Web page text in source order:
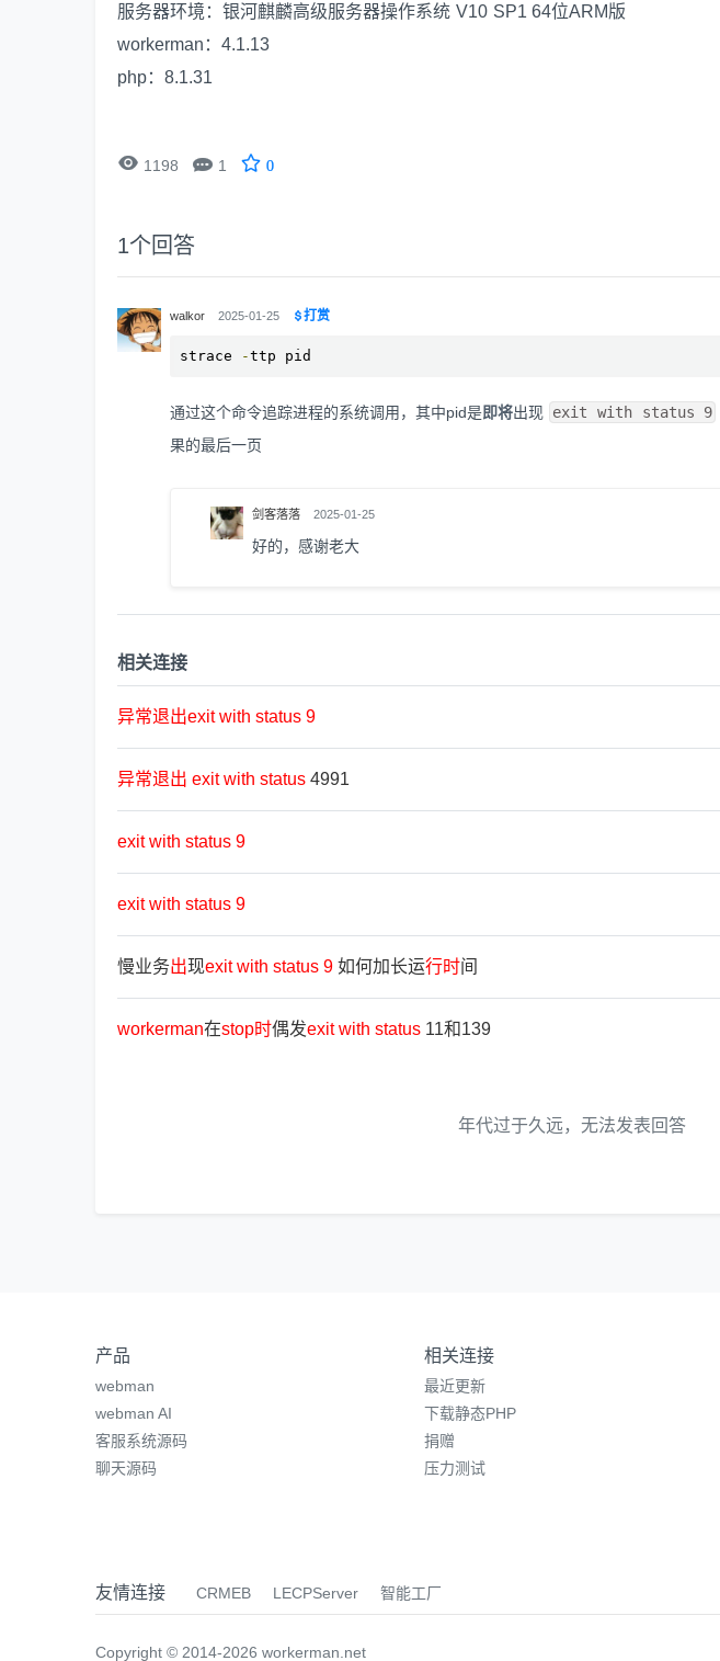
服务器环境：银河麒麟高级服务器操作系统 V10 SP1 64位ARM版
workerman：4.1.13
php：8.1.31
 1198  1 0
1个回答
walkor 2025-01-25 打赏
strace -ttp pid
通过这个命令追踪进程的系统调用，其中pid是即将出现 exit with status 9
果的最后一页
剑客落落 2025-01-25
好的，感谢老大
相关连接
异常退出exit with status 9
异常退出 exit with status 4991
exit with status 9
exit with status 9
慢业务出现exit with status 9 如何加长运行时间
workerman在stop时偶发exit with status 11和139
年代过于久远，无法发表回答
产品
webman
webman AI
客服系统源码
聊天源码
相关连接
最近更新
下载静态PHP
捐赠
压力测试
友情连接 CRMEB LECPServer 智能工厂
Copyright © 2014-2026 workerman.net